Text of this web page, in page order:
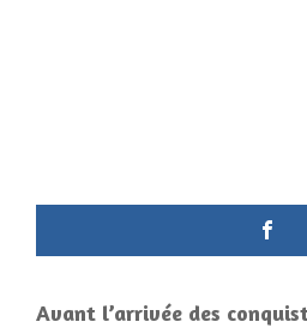
Avant l’arrivée des